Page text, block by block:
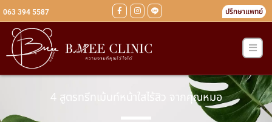
063 394 5587 ปรึกษาแพทย์
4 สูตรทรีทเม้นท์หน้าใสไร้สิว จากคุณหมอ